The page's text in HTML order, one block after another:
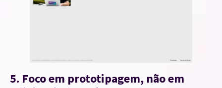
5. Foco em prototipagem, não em